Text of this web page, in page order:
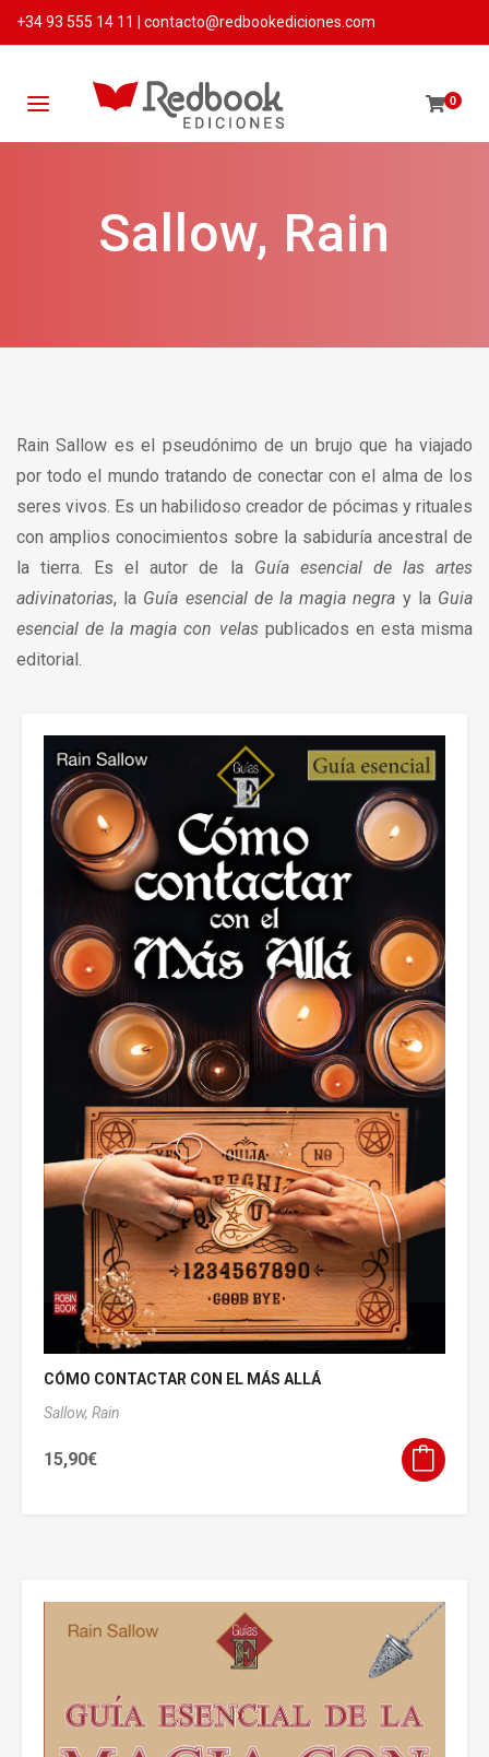
+34 93 555 14 11 contacto@redbookediciones.com
0
Sallow, Rain
Rain Sallow es el pseudónimo de un brujo que ha viajado
por todo el mundo tratando de conectar con el alma de los
seres vivos. Es un habilidoso creador de pócimas y rituales
con amplios conocimientos sobre la sabiduría ancestral de
la tierra. Es el autor de la Guía esencial de las artes
adivinatorias, la Guía esencial de la magia negra y la Guia
esencial de la magia con velaspublicados en esta misma
editorial.
CÓMO CONTACTAR CON EL MÁS ALLÁ
Sallow, Rain
15,90€